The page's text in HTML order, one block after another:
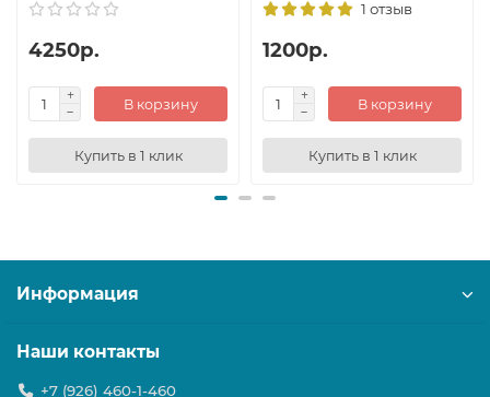
4250р.
В корзину
Купить в 1 клик
1 отзыв
1200р.
В корзину
Купить в 1 клик
Информация
Наши контакты
+7 (926) 460-1-460